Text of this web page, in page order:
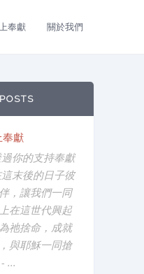
奉獻 關於我們
奉獻
你的支持奉獻
末後的日子彼
，讓我們一同
在這世代興起
祂捨命，成就
與耶穌一同搶
...